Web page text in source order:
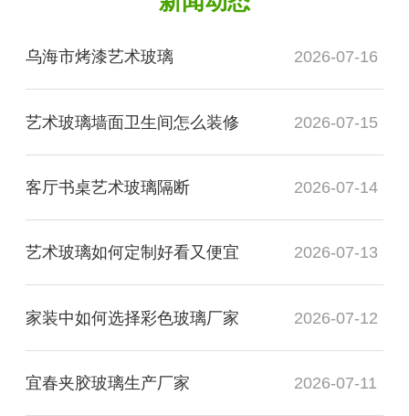
乌海市烤漆艺术玻璃 2026-07-16
艺术玻璃墙面卫生间怎么装修 2026-07-15
客厅书桌艺术玻璃隔断 2026-07-14
艺术玻璃如何定制好看又便宜 2026-07-13
家装中如何选择彩色玻璃厂家 2026-07-12
宜春夹胶玻璃生产厂家 2026-07-11